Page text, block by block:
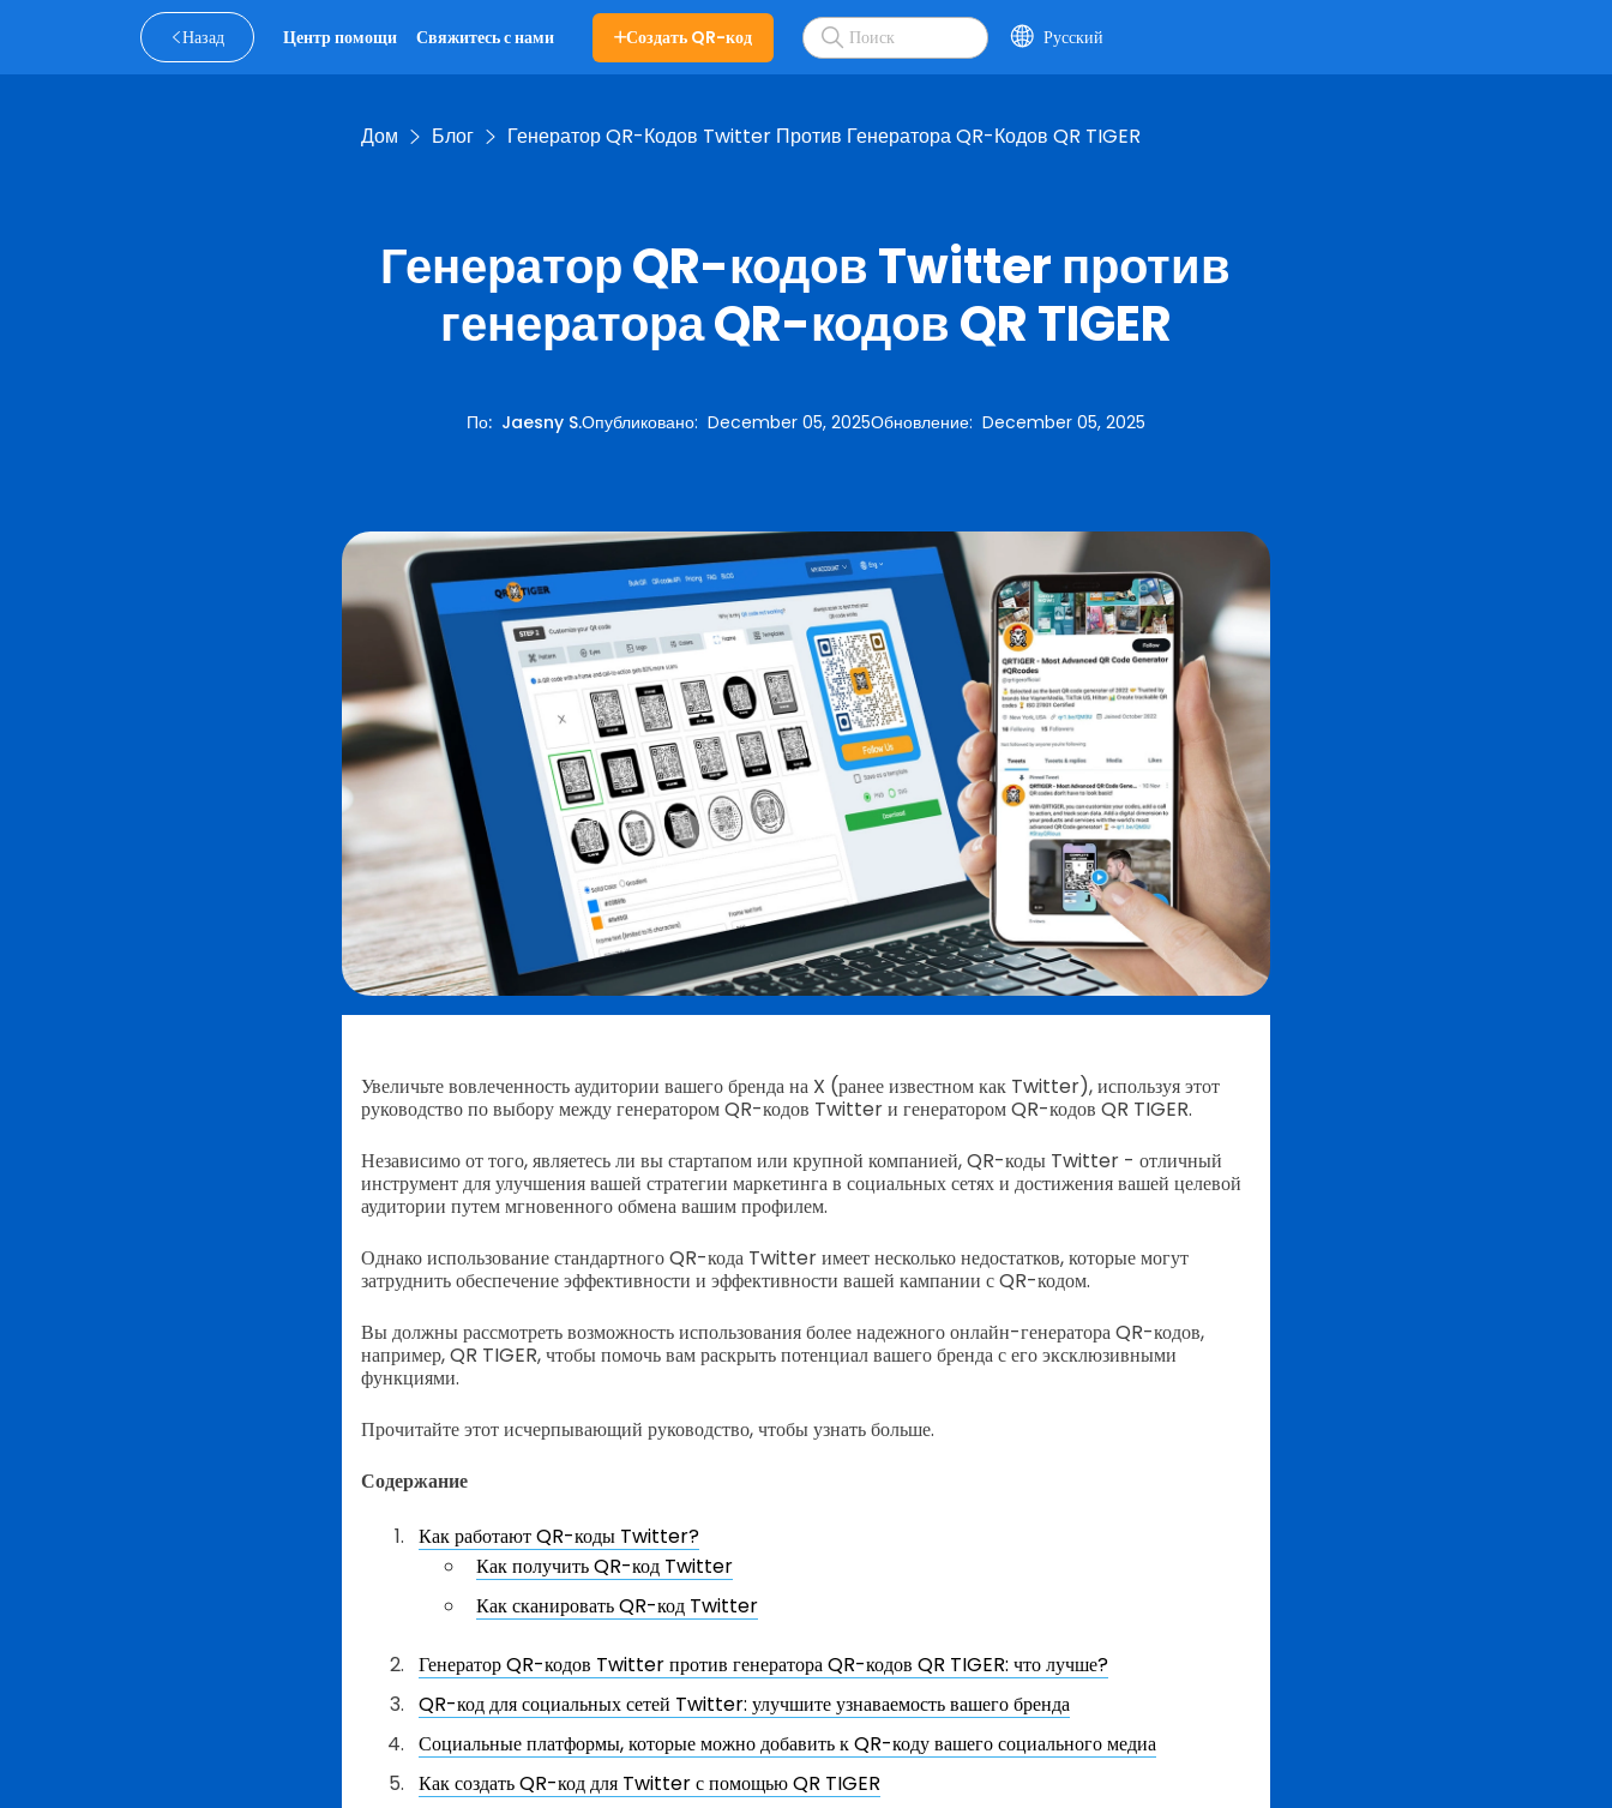
Назад Центр помощи Свяжитесь с нами Создать QR-код Русский
Дом Блог Генератор QR-Кодов Twitter Против Генератора QR-Кодов QR TIGER
Генератор QR-кодов Twitter против
генератора QR-кодов QR TIGER
По: Jaesny S.Опубликовано: December 05, 2025Обновление: December 05, 2025
Увеличьте вовлеченность аудитории вашего бренда на X (ранее известном как Twitter), используя этот
руководство по выбору между генератором QR-кодов Twitter и генератором QR-кодов QR TIGER.
Независимо от того, являетесь ли вы стартапом или крупной компанией, QR-коды Twitter - отличный
инструмент для улучшения вашей стратегии маркетинга в социальных сетях и достижения вашей целевой
аудитории путем мгновенного обмена вашим профилем.
Однако использование стандартного QR-кода Twitter имеет несколько недостатков, которые могут
затруднить обеспечение эффективности и эффективности вашей кампании с QR-кодом.
Вы должны рассмотреть возможность использования более надежного онлайн-генератора QR-кодов,
например, QR TIGER, чтобы помочь вам раскрыть потенциал вашего бренда с его эксклюзивными
функциями.
Прочитайте этот исчерпывающий руководство, чтобы узнать больше.
Содержание
Как работают QR-коды Twitter?
Как получить QR-код Twitter
Как сканировать QR-код Twitter
Генератор QR-кодов Twitter против генератора QR-кодов QR TIGER: что лучше?
QR-код для социальных сетей Twitter: улучшите узнаваемость вашего бренда
Социальные платформы, которые можно добавить к QR-коду вашего социального медиа
Как создать QR-код для Twitter с помощью QR TIGER